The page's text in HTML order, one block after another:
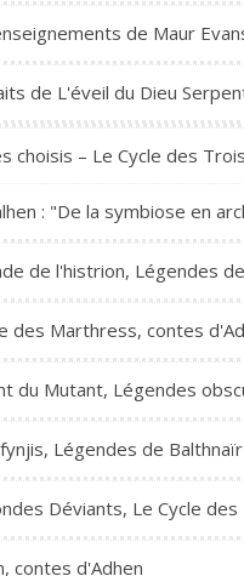
de Maur
de L'éveil du Dieu
choisis – Le Cycle des
: "De la symbiose en
de l'histrion, Légendes
des Marthress, contes
du Mutant, Légendes
Légendes de Balthnaïr
Déviants, Le Cycle
contes d'Adhen